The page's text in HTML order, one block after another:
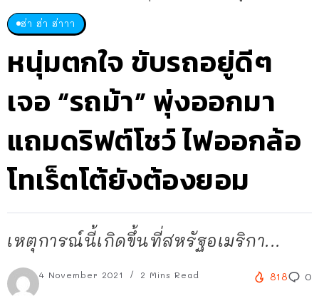
ฮ่า ฮ่า ฮ่าาา
หนุ่มตกใจ ขับรถอยู่ดีๆ
เจอ “รถม้า” พุ่งออกมา
แถมดริฟต์โชว์ ไฟออกล้อ
โทเร็ตโต้ยังต้องยอม
เหตุการณ์นี้เกิดขึ้นที่สหรัฐอเมริกา...
4 November 2021 2 Mins Read 818 0